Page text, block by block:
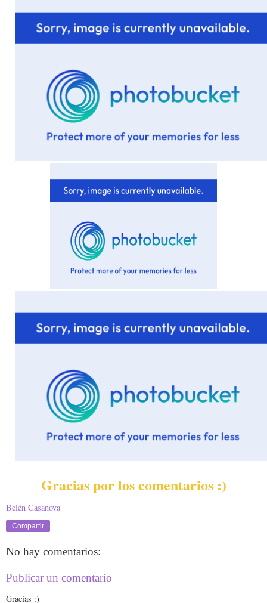
Gracias por los comentarios :)
Belén Casanova
Compartir
No hay comentarios:
Publicar un comentario
Gracias :)